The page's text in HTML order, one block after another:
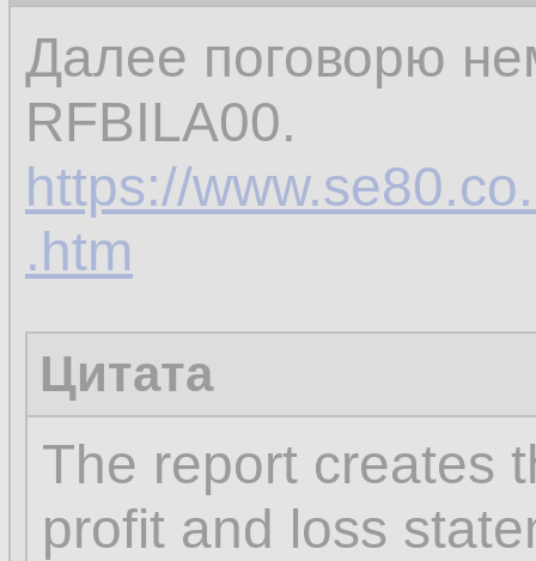
Далее поговорю
RFBILA00.
https://
.htm
Цитата
The report creates
profit and loss